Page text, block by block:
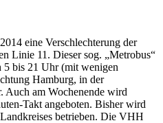
eine Verschlechterung der
Linie 11. Dieser sog. „Metrobus“
5 bis 21 Uhr (mit wenigen
Hamburg, in der
Auch am Wochenende wird
Takt angeboten. Bisher wird
betrieben. Die VHH